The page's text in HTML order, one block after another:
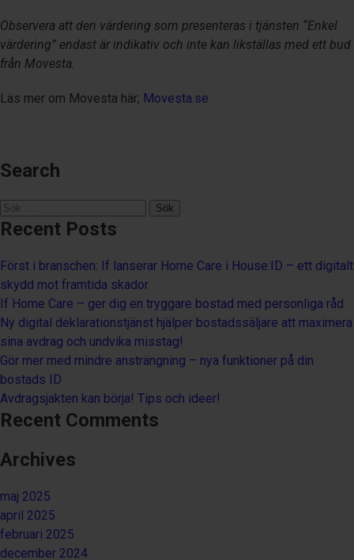
Observera att den värdering som presenteras i tjänsten “Enkel
värdering” endast är indikativ och inte kan likställas med ett bud
från Movesta.
Läs mer om Movesta här; Movesta.se
Search
Sök
efter:
Recent Posts
Först i branschen: If lanserar Home Care i House:ID – ett digitalt
skydd mot framtida skador
If Home Care – ger dig en tryggare bostad med personliga råd
Ny digital deklarationstjänst hjälper bostadssäljare att maximera
sina avdrag och undvika misstag!
Gör mer med mindre ansträngning – nya funktioner på din
bostads ID
Avdragsjakten kan börja! Tips och ideer!
Recent Comments
Archives
maj 2025
april 2025
februari 2025
december 2024